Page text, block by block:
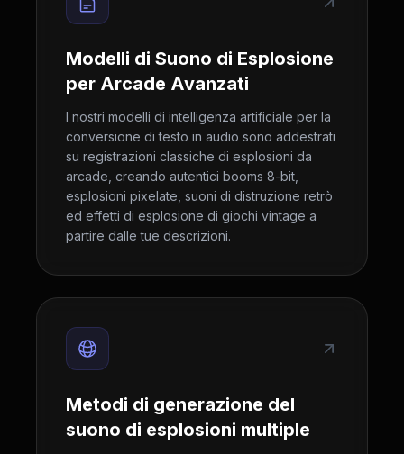
Modelli di Suono di Esplosione
per Arcade Avanzati
I nostri modelli di intelligenza artificiale per la
conversione di testo in audio sono addestrati
su registrazioni classiche di esplosioni da
arcade, creando autentici booms 8-bit,
esplosioni pixelate, suoni di distruzione retrò
ed effetti di esplosione di giochi vintage a
partire dalle tue descrizioni.
Metodi di generazione del
suono di esplosioni multiple